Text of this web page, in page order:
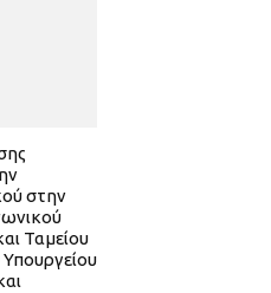
στην
Ταμείου